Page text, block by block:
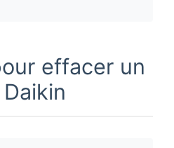
effacer un